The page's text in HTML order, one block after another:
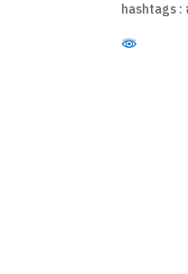
hashtags